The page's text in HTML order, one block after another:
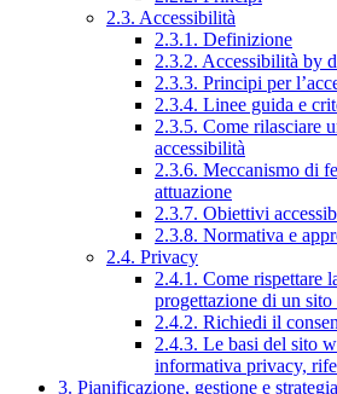
2.3. Accessibilità
2.3.1. Definizione
2.3.2. Accessibilità by
2.3.3. Principi per
2.3.4. Linee guida e
2.3.5. Come rilasciare
accessibilità
2.3.6. Meccanismo di
attuazione
2.3.7. Obiettivi
2.3.8. Normativa e
2.4. Privacy
2.4.1. Come rispettare
progettazione di un
2.4.2. Richiedi il
2.4.3. Le basi del sito
informativa privacy,
3. Pianificazione, gestione e strategia